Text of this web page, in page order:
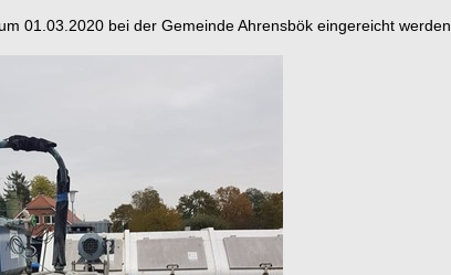
01.03.2020 bei der Gemeinde Ahrensbök eingereicht werden.